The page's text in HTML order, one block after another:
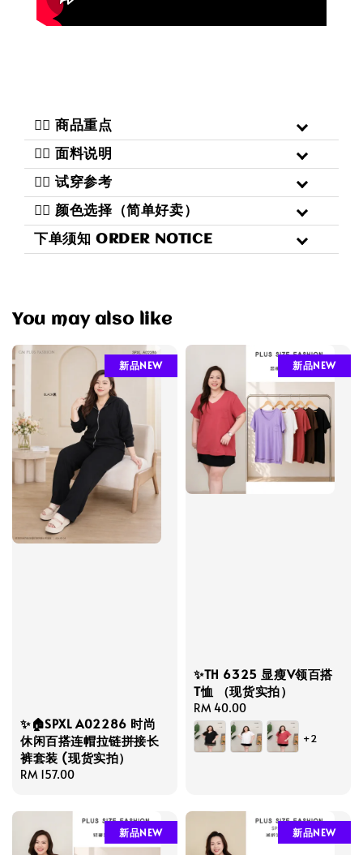
二️⃣ 商品重点
三️⃣ 面料说明
四️⃣ 试穿参考
五️⃣ 颜色选择（简单好卖）
下单须知 ORDER NOTICE
You may also like
新品NEW
✨🏠SPXL A02286 时尚
休闲百搭连帽拉链拼接长
裤套装 (现货实拍）
Regular
RM 157.00
新品NEW
✨TH 6325 显瘦V领百搭
T恤 （现货实拍）
Regular
price
RM 40.00
+2
新品NEW 新品NEW